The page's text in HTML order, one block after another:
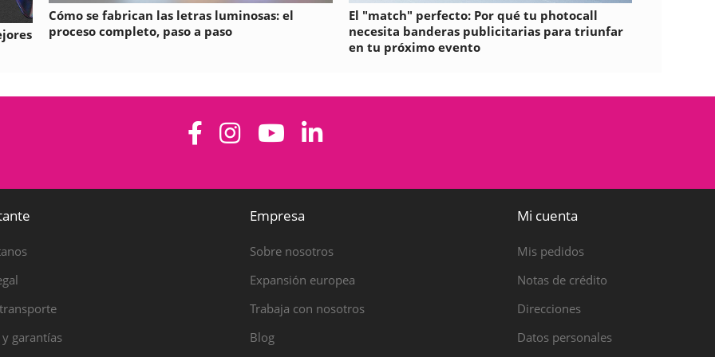
Cómo se fabrican las letras luminosas: el
proceso completo, paso a paso
El "match" perfecto: Por qué tu photocall
necesita banderas publicitarias para triunfar
en tu próximo evento
y garantías
Empresa
Sobre nosotros
Expansión europea
Trabaja con nosotros
Blog
Mi cuenta
Mis pedidos
Notas de crédito
Direcciones
Datos personales